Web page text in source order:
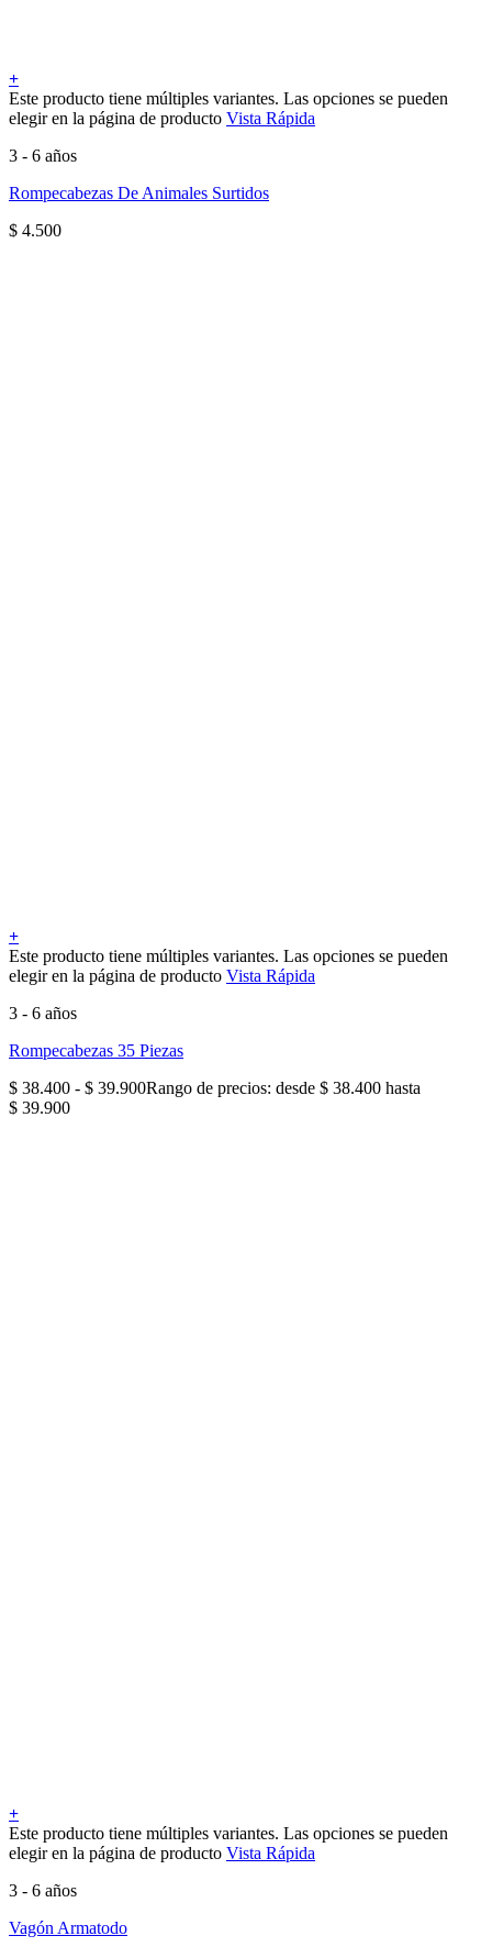
+
Este producto tiene múltiples variantes. Las opciones se pueden
elegir en la página de producto Vista Rápida
3 - 6 años
Rompecabezas De Animales Surtidos
$ 4.500
+
Este producto tiene múltiples variantes. Las opciones se pueden
elegir en la página de producto Vista Rápida
3 - 6 años
Rompecabezas 35 Piezas
$ 38.400 - $ 39.900Rango de precios: desde $ 38.400 hasta
$ 39.900
+
Este producto tiene múltiples variantes. Las opciones se pueden
elegir en la página de producto Vista Rápida
3 - 6 años
Vagón Armatodo